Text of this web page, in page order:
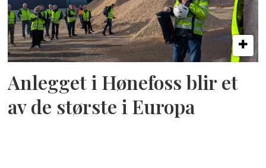
Anlegget i Hønefoss blir et
av de største i Europa